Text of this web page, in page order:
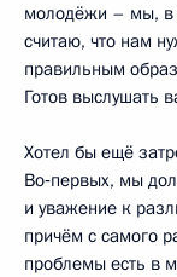
молодёжи – мы, в
считаю, что нам
правильным
Готов выслушать
Хотел бы ещё
Во‑первых, мы
и уважение к
причём с самого
проблемы есть в